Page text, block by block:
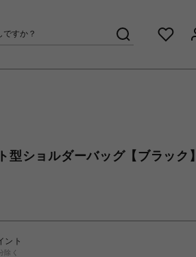
型ショルダーバッグ【ブラック】
ント
除く